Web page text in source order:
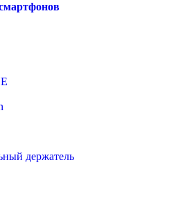
держатель